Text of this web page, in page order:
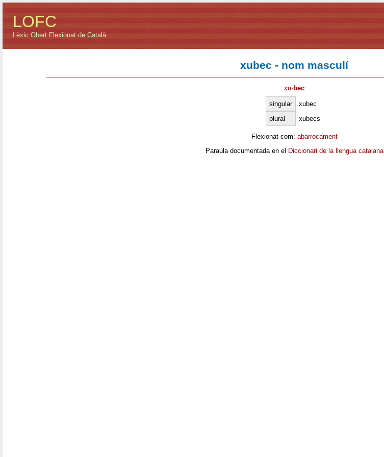
LOFC
Lèxic Obert Flexionat de Català
xubec - nom masculí
xu· bec
singular
xubec
plural
xubecs
Flexionat com: abarrocament
Paraula documentada en el Diccionari de la llengua catalana